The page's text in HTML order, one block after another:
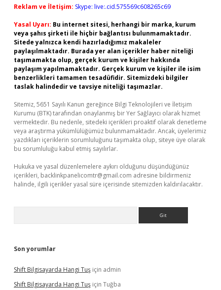
Reklam ve İletişim: Skype: live:.cid.575569c608265c69
Yasal Uyarı: Bu internet sitesi, herhangi bir marka, kurum
veya şahıs şirketi ile hiçbir bağlantısı bulunmamaktadır.
Sitede yalnızca kendi hazırladığımız makaleler
paylaşılmaktadır. Burada yer alan içerikler haber niteliği
taşımamakta olup, gerçek kurum ve kişiler hakkında
paylaşım yapılmamaktadır. Gerçek kurum ve kişiler ile isim
benzerlikleri tamamen tesadüfidir. Sitemizdeki bilgiler
taslak halindedir ve tavsiye niteliği taşımazlar.
Sitemiz, 5651 Sayılı Kanun gereğince Bilgi Teknolojileri ve İletişim
Kurumu (BTK) tarafından onaylanmış bir Yer Sağlayıcı olarak hizmet
vermektedir. Bu nedenle, sitedeki içerikleri proaktif olarak denetleme
veya araştırma yükümlülüğümüz bulunmamaktadır. Ancak, üyelerimiz
yazdıkları içeriklerin sorumluluğunu taşımakta olup, siteye üye olarak
bu sorumluluğu kabul etmiş sayılırlar.
Hukuka ve yasal düzenlemelere aykırı olduğunu düşündüğünüz
içerikleri, backlinkpanelicomtr@gmail.com adresine bildirmeniz
halinde, ilgili içerikler yasal süre içerisinde sitemizden kaldırılacaktır.
Son yorumlar
Shift Bilgisayarda Hangi Tuş için admin
Shift Bilgisayarda Hangi Tuş için Tuğba